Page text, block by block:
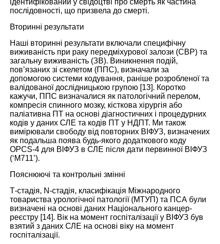
послідовності, що призвела до смерті.
Вторинні результати
Наші вторинні результати включали специфічну
виживаність при раку передміхурової залози (СВР) та
загальну виживаність (ЗВ). Виникнення подій,
пов’язаних зі скелетом (ППС), визначали за
допомогою системи кодування, раніше розробленої та
валідованої дослідницькою групою [13]. Коротко
кажучи, ППС визначалися як патологічний перелом,
компресія спинного мозку, кісткова хірургія або
паліативна ПТ на основі діагностичних і процедурних
кодів у даних СЛЕ та кодів ПТ у НДПТ. Ми також
вимірювали свободу від повторних ВІФУЗ, визначених
як подальша поява будь-якого додаткового коду
OPCS-4 для ВІФУЗ в СЛЕ після дати первинної ВІФУЗ
(‘M711’).
Пояснюючі та контрольні змінні
Т-стадія, N-стадія, класифікація Міжнародного
товариства урологічної патології (МТУП) та ПСА були
визначені на основі даних Національного канцер-
реєстру [14]. Вік на момент госпіталізації у ВІФУЗ був
взятий з даних СЛЕ на основі віку на момент
госпіталізації.